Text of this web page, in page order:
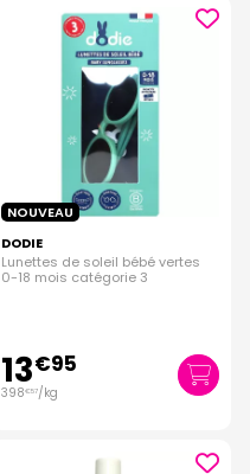
NOUVEAU
DODIE
Lunettes de soleil bébé vertes
0-18 mois catégorie 3
13€95
398€57/kg